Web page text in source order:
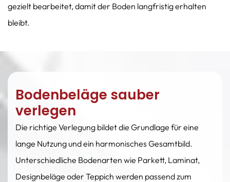
gezielt bearbeitet, damit der Boden langfristig erhalten
bleibt.
Bodenbeläge sauber
verlegen
Die richtige Verlegung bildet die Grundlage für eine
lange Nutzung und ein harmonisches Gesamtbild.
Unterschiedliche Bodenarten wie Parkett, Laminat,
Designbeläge oder Teppich werden passend zum